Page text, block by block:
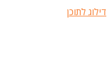
דילוג לתוכן